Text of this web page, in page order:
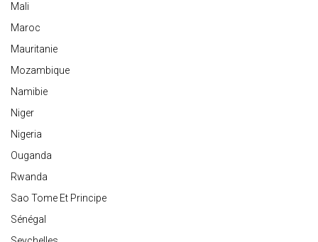
Mali
Maroc
Mauritanie
Mozambique
Namibie
Niger
Nigeria
Ouganda
Rwanda
Sao Tome Et Principe
Sénégal